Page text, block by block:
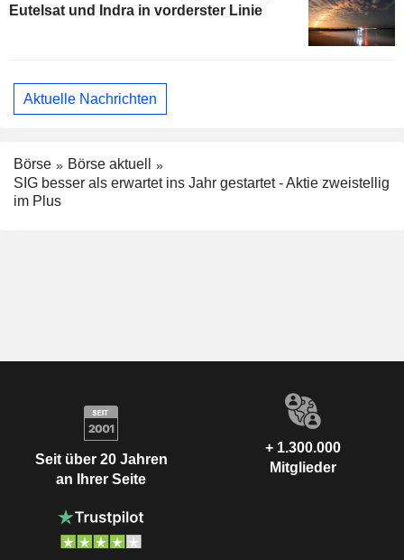
Eutelsat und Indra in vorderster Linie
Aktuelle Nachrichten
Börse
Börse aktuell
SIG besser als erwartet ins Jahr gestartet - Aktie zweistellig
im Plus
Seit über 20 Jahren
an Ihrer Seite
+ 1.300.000
Mitglieder